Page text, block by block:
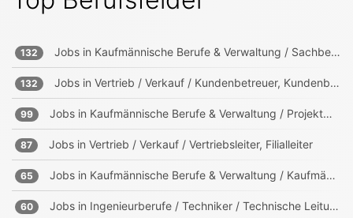
132 Jobs in Kaufmännische Berufe & Verwaltung / Sachbearbeitung und Verwaltung
132 Jobs in Vertrieb / Verkauf / Kundenbetreuer, Kundenberater
99 Jobs in Kaufmännische Berufe & Verwaltung / Projektmanagement, Projektleitung
87 Jobs in Vertrieb / Verkauf / Vertriebsleiter, Filialleiter
65 Jobs in Kaufmännische Berufe & Verwaltung / Kaufmännischer Leiter
60 Jobs in Ingenieurberufe / Techniker / Technische Leitung, Projektleitung